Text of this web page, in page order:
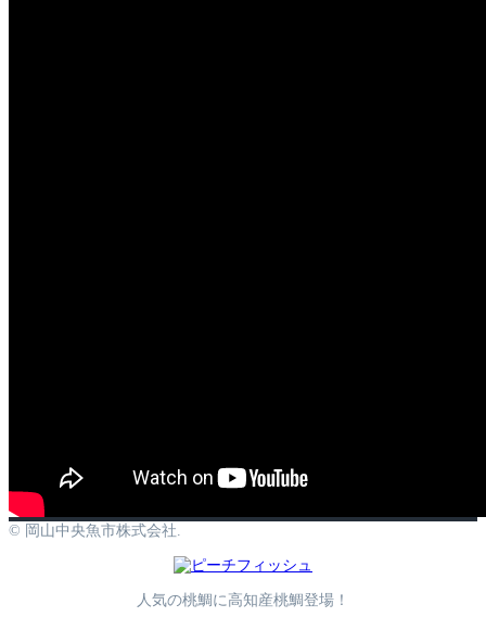
© 岡山中央魚市株式会社.
人気の桃鯛に高知産桃鯛登場！